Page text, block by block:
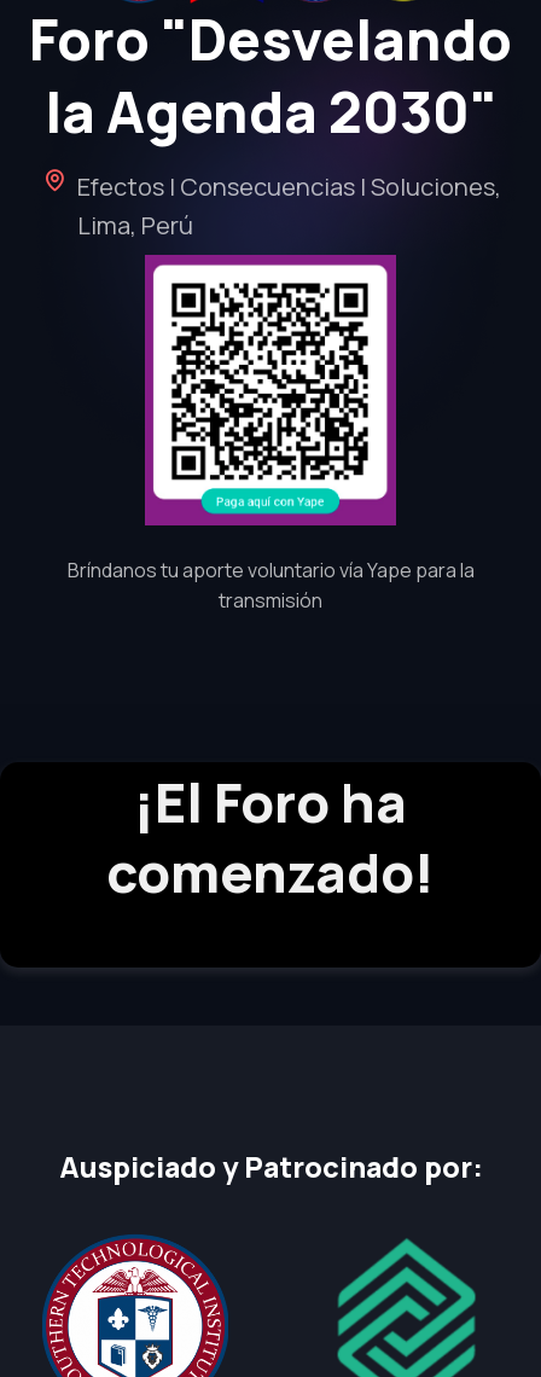
Foro "Desvelando
la Agenda 2030"
Efectos | Consecuencias | Soluciones,
Lima, Perú
Bríndanos tu aporte voluntario vía Yape para la
transmisión
¡El Foro ha
comenzado!
Auspiciado y Patrocinado por: